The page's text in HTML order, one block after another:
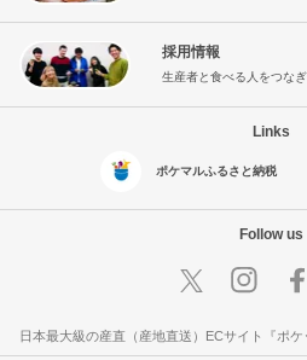
採用情報
生産者と食べる人をつな
Links
ポケマルふるさと納税
Follow us
日本最大級の産直（産地直送）ECサイト『ポケ